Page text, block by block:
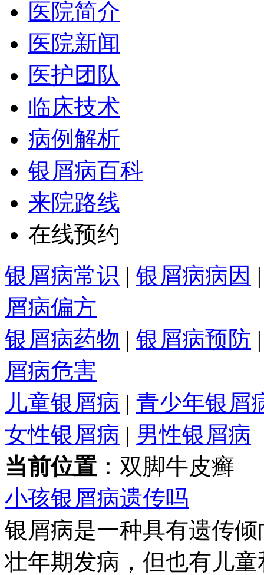
医院简介
医院新闻
医护团队
临床技术
病例解析
银屑病百科
来院路线
在线预约
银屑病常识 | 银屑病病因
屑病偏方
银屑病药物 | 银屑病预防
屑病危害
儿童银屑病 | 青少年银屑
女性银屑病 | 男性银屑病
当前位置 ：双脚牛皮癣
小孩银屑病遗传吗
银屑病是一种具有遗传
壮年期发病，但也有儿